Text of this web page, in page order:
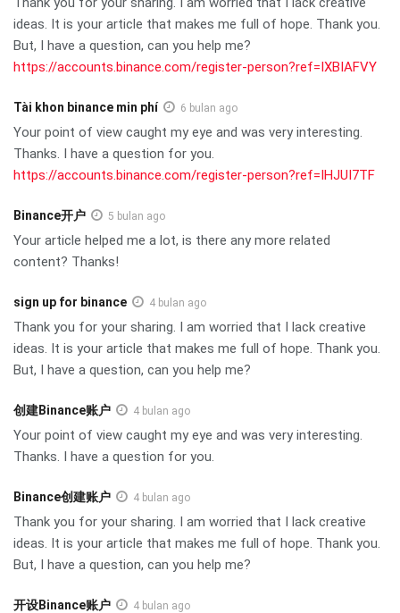
ideas. It is your article that makes me full of hope. Thank you.
But, I have a question, can you help me?
https://accounts.binance.com/register-person?ref=IXBIAFVY
Tài khon binance min phí 6 bulan ago
Your point of view caught my eye and was very interesting.
Thanks. I have a question for you.
https://accounts.binance.com/register-person?ref=IHJUI7TF
Binance开户 5 bulan ago
Your article helped me a lot, is there any more related
content? Thanks!
sign up for binance 4 bulan ago
Thank you for your sharing. I am worried that I lack creative
ideas. It is your article that makes me full of hope. Thank you.
But, I have a question, can you help me?
创建Binance账户 4 bulan ago
Your point of view caught my eye and was very interesting.
Thanks. I have a question for you.
Binance创建账户 4 bulan ago
Thank you for your sharing. I am worried that I lack creative
ideas. It is your article that makes me full of hope. Thank you.
But, I have a question, can you help me?
开设Binance账户 4 bulan ago